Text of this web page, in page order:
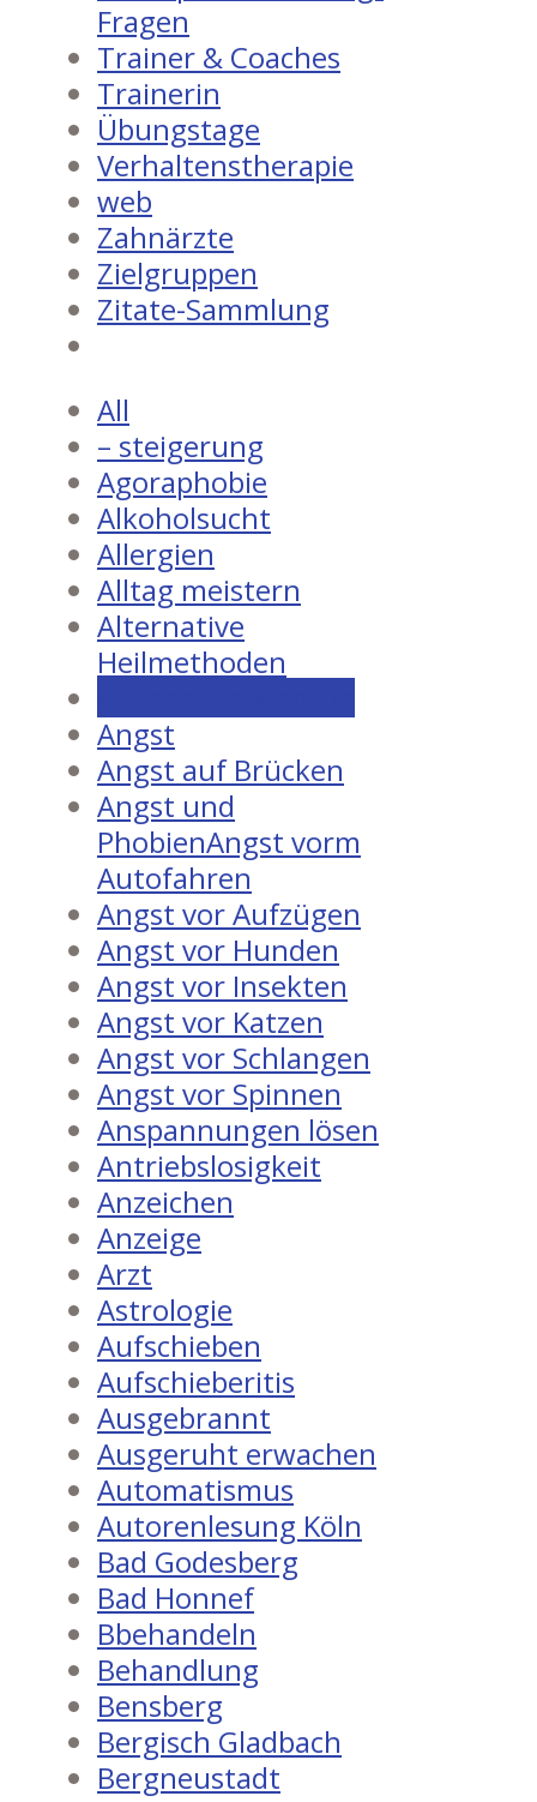
Fragen
Trainer & Coaches
Trainerin
Übungstage
Verhaltenstherapie
web
Zahnärzte
Zielgruppen
Zitate-Sammlung
All
– steigerung
Agoraphobie
Alkoholsucht
Allergien
Alltag meistern
Alternative
Heilmethoden
Angst
Angst auf Brücken
Angst und
PhobienAngst vorm
Autofahren
Angst vor Aufzügen
Angst vor Hunden
Angst vor Insekten
Angst vor Katzen
Angst vor Schlangen
Angst vor Spinnen
Anspannungen lösen
Antriebslosigkeit
Anzeichen
Anzeige
Arzt
Astrologie
Aufschieben
Aufschieberitis
Ausgebrannt
Ausgeruht erwachen
Automatismus
Autorenlesung Köln
Bad Godesberg
Bad Honnef
Bbehandeln
Behandlung
Bensberg
Bergisch Gladbach
Bergneustadt